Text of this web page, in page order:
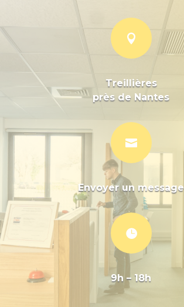

Treillières
près de Nantes

Envoyer un message

9h – 18h